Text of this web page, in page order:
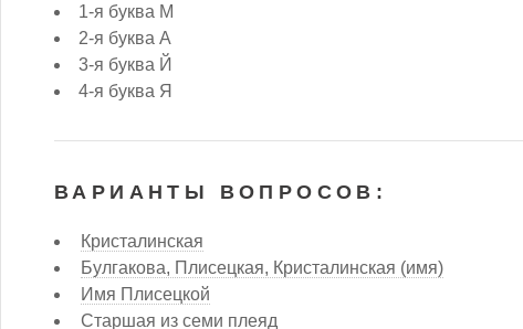
1-я буква М
2-я буква А
3-я буква Й
4-я буква Я
ВАРИАНТЫ ВОПРОСОВ:
Кристалинская
Булгакова, Плисецкая, Кристалинская (имя)
Имя Плисецкой
Старшая из семи плеяд